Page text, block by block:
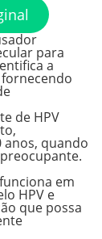
para
a
de HPV
anos, quando
em
HPV e
que possa